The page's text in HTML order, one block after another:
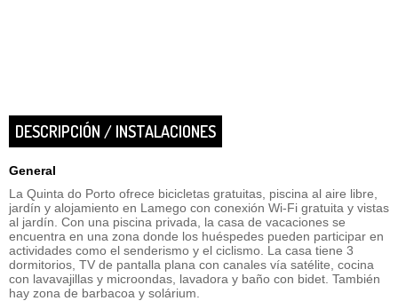
DESCRIPCIÓN / INSTALACIONES
General
La Quinta do Porto ofrece bicicletas gratuitas, piscina al aire libre,
jardín y alojamiento en Lamego con conexión Wi-Fi gratuita y vistas
al jardín. Con una piscina privada, la casa de vacaciones se
encuentra en una zona donde los huéspedes pueden participar en
actividades como el senderismo y el ciclismo. La casa tiene 3
dormitorios, TV de pantalla plana con canales vía satélite, cocina
con lavavajillas y microondas, lavadora y baño con bidet. También
hay zona de barbacoa y solárium.